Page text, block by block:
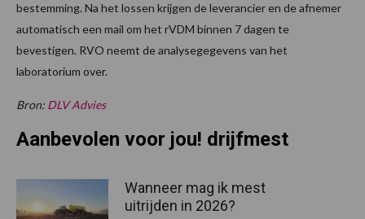
bestemming. Na het lossen krijgen de leverancier en de afnemer
automatisch een mail om het rVDM binnen 7 dagen te
bevestigen. RVO neemt de analysegegevens van het
laboratorium over.
Bron: DLV Advies
Aanbevolen voor jou! drijfmest
Wanneer mag ik mest
uitrijden in 2026?